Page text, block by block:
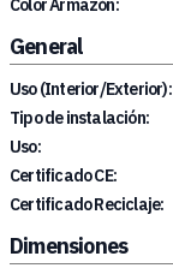
Color Armazón:
General
Uso (Interior/Exterior):
Tipo de instalación:
Uso:
Certificado CE:
Certificado Reciclaje:
Dimensiones